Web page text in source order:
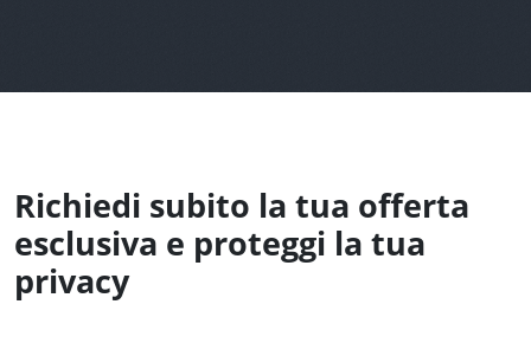
Richiedi subito la tua offerta
esclusiva e proteggi la tua
privacy